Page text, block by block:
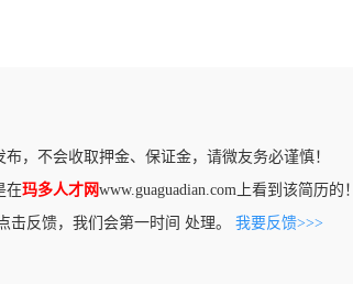
，不会收取押金、保证金，请微友务必谨慎！
在玛多人才网www.guaguadian.com上看到该简历的！
击反馈，我们会第一时间 处理。 我要反馈>>>